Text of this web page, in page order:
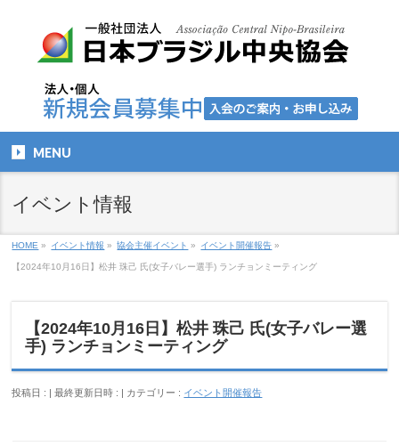
MENU
イベント情報
HOME » イベント情報 » 協会主催イベント » イベント開催報告 »
【2024年10月16日】松井 珠己 氏(女子バレー選手) ランチョンミーティング
【2024年10月16日】松井 珠己 氏(女子バレー選
手) ランチョンミーティング
投稿日 : 最終更新日時 : カテゴリー : イベント開催報告